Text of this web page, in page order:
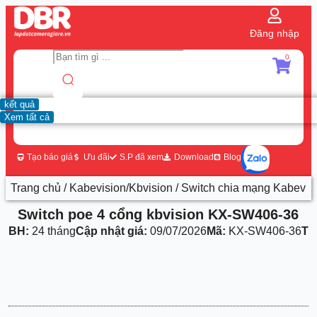
Đăng nhập
kết quả
Xem tất cả
0
Tạo báo giá Ưu đãi S.P đã xem Download Blog
Trang chủ / Kabevision/Kbvision / Switch chia mạng
Switch poe 4 cổng kbvision KX-SW406-36
BH: 24 thángCập nhật giá: 09/07/2026Mã: KX-SW406-36